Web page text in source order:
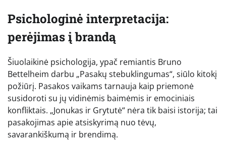
Psichologinė interpretacija:
perėjimas į brandą
Šiuolaikinė psichologija, ypač remiantis Bruno
Bettelheim darbu „Pasakų stebuklingumas“, siūlo kitokį
požiūrį. Pasakos vaikams tarnauja kaip priemonė
susidoroti su jų vidinėmis baimėmis ir emociniais
konfliktais. „Jonukas ir Grytutė“ nėra tik baisi istorija; tai
pasakojimas apie atsiskyrimą nuo tėvų,
savarankiškumą ir brendimą.